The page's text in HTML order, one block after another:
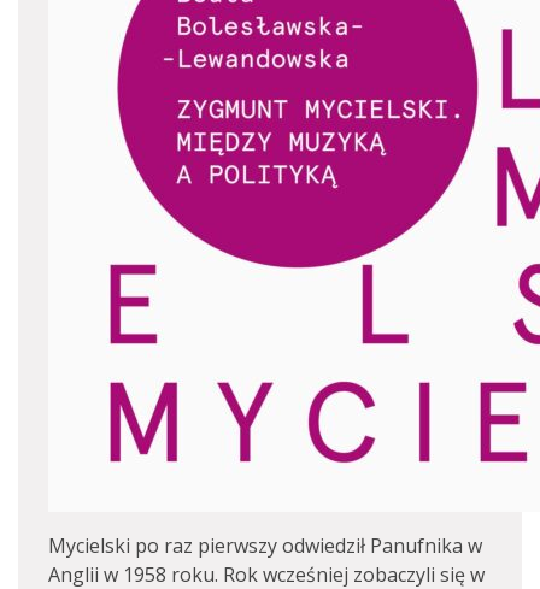
Mycielski po raz pierwszy odwiedził Panufnika w
Anglii w 1958 roku. Rok wcześniej zobaczyli się w